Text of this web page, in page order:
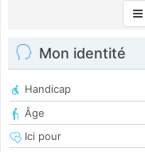
Mon identité
Handicap
Âge
Ici pour